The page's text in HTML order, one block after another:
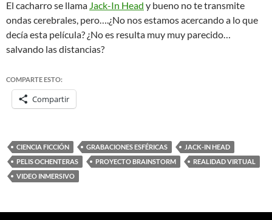
El cacharro se llama Jack-In Head y bueno no te transmite
ondas cerebrales, pero….¿No nos estamos acercando a lo que
decía esta película? ¿No es resulta muy muy parecido…
salvando las distancias?
COMPARTE ESTO:
Compartir
CIENCIA FICCIÓN GRABACIONES ESFÉRICAS
JACK-IN HEAD
PELIS OCHENTERAS
PROYECTO BRAINSTORM
REALIDAD VIRTUAL
VIDEO INMERSIVO